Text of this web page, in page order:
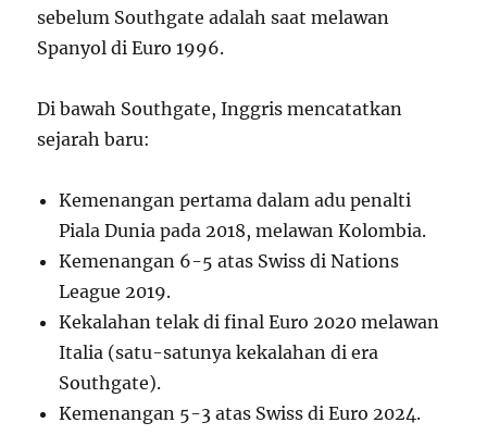
sebelum Southgate adalah saat melawan
Spanyol di Euro 1996.
Di bawah Southgate, Inggris mencatatkan
sejarah baru:
Kemenangan pertama dalam adu penalti
Piala Dunia pada 2018, melawan Kolombia.
Kemenangan 6-5 atas Swiss di Nations
League 2019.
Kekalahan telak di final Euro 2020 melawan
Italia (satu-satunya kekalahan di era
Southgate).
Kemenangan 5-3 atas Swiss di Euro 2024.